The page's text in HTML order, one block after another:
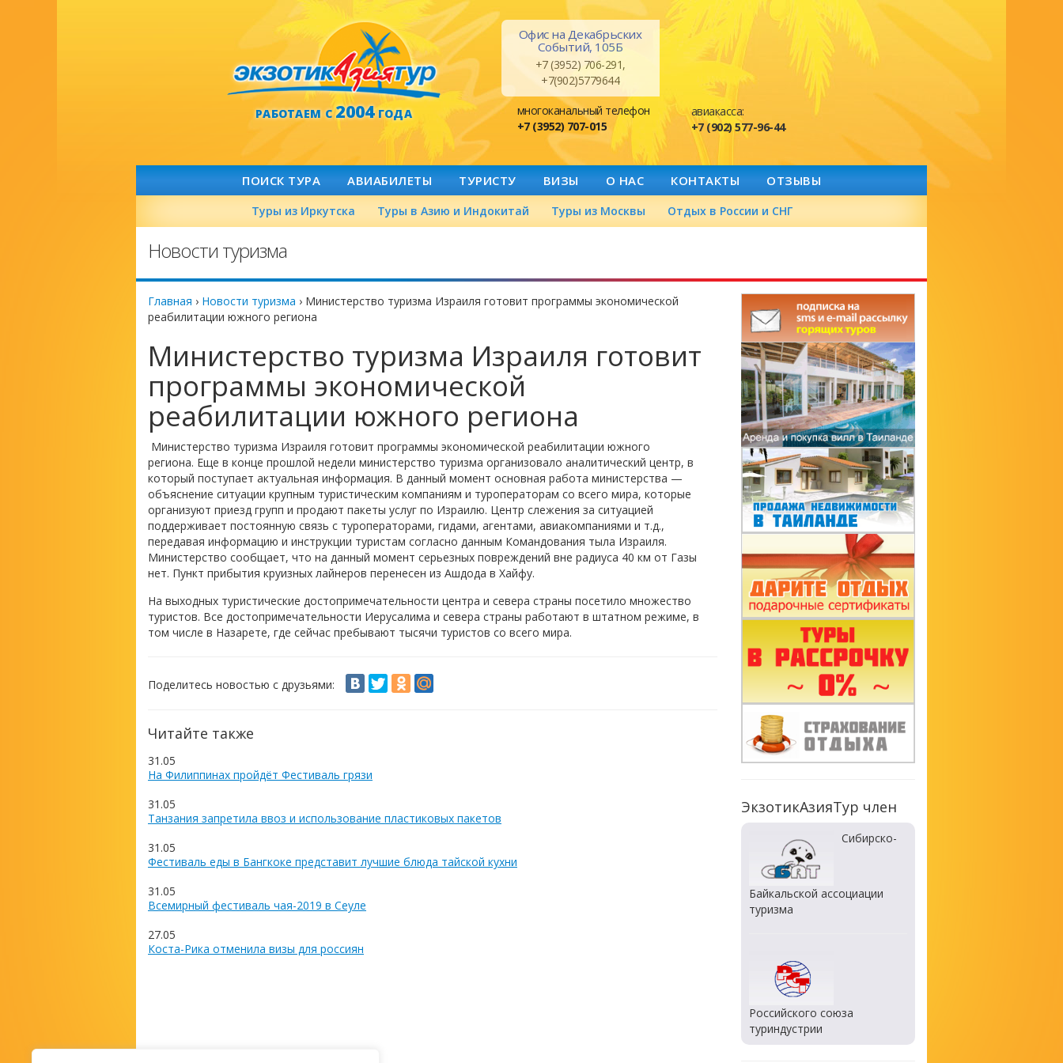
РАБОТАЕМ С2004ГОДА
Офис на Декабрьских
Событий, 105Б
+7 (3952) 706-291,
+7(902)5779644
многоканальный телефон
+7 (3952) 707-015
авиакасса:
+7 (902) 577-96-44
ПОИСК ТУРА АВИАБИЛЕТЫ ТУРИСТУ ВИЗЫ О НАС КОНТАКТЫ ОТЗЫВЫ
Туры из Иркутска Туры в Азию и Индокитай Туры из Москвы Отдых в России и СНГ
Новости туризма
Главная › Новости туризма › Министерство туризма Израиля готовит программы экономической
реабилитации южного региона
Министерство туризма Израиля готовит
программы экономической
реабилитации южного региона
Министерство туризма Израиля готовит программы экономической реабилитации южного
региона. Еще в конце прошлой недели министерство туризма организовало аналитический центр, в
который поступает актуальная информация. В данный момент основная работа министерства —
объяснение ситуации крупным туристическим компаниям и туроператорам со всего мира, которые
организуют приезд групп и продают пакеты услуг по Израилю. Центр слежения за ситуацией
поддерживает постоянную связь с туроператорами, гидами, агентами, авиакомпаниями и т.д.,
передавая информацию и инструкции туристам согласно данным Командования тыла Израиля.
Министерство сообщает, что на данный момент серьезных повреждений вне радиуса 40 км от Газы
нет. Пункт прибытия круизных лайнеров перенесен из Ашдода в Хайфу.
На выходных туристические достопримечательности центра и севера страны посетило множество
туристов. Все достопримечательности Иерусалима и севера страны работают в штатном режиме, в
том числе в Назарете, где сейчас пребывают тысячи туристов со всего мира.
Поделитесь новостью с друзьями:
Читайте также
31.05
На Филиппинах пройдёт Фестиваль грязи
31.05
Танзания запретила ввоз и использование пластиковых пакетов
31.05
Фестиваль еды в Бангкоке представит лучшие блюда тайской кухни
31.05
Всемирный фестиваль чая-2019 в Сеуле
27.05
Коста-Рика отменила визы для россиян
ЭкзотикАзияТур член
Сибирско-
Байкальской ассоциации
туризма
Российского союза
туриндустрии